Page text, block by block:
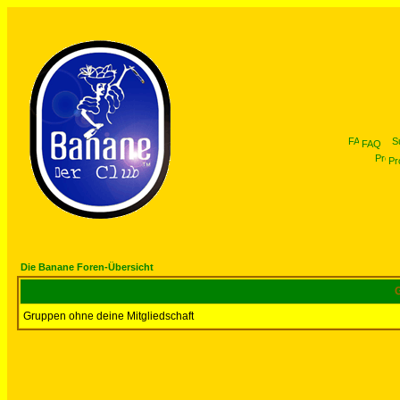
FAQ
Die Banane Foren-Übersicht
Gruppen ohne deine Mitgliedschaft